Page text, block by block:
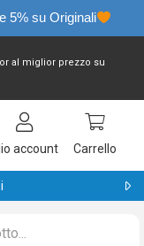
5% su Originali
al miglior prezzo su
account Carrello